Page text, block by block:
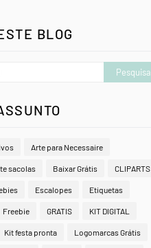
BLOG
Arte para Necessaire
sacolas Baixar Grátis CLIPARTS
Escalopes Etiquetas
Freebie GRATIS KIT DIGITAL
Kit festa pronta Logomarcas Grátis